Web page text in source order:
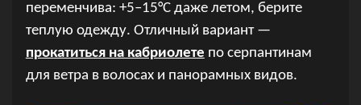
переменчива: +5–15°C даже летом, берите
теплую одежду. Отличный вариант —
прокатиться на кабриолете по серпантинам
для ветра в волосах и панорамных видов.